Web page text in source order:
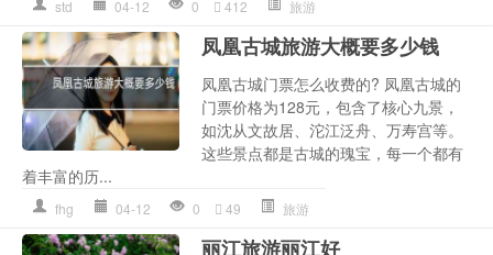
std 04-12 0 412 旅游
凤凰古城旅游大概要多少钱
凤凰古城门票怎么收费的? 凤凰古城的
门票价格为128元，包含了核心九景，
如沈从文故居、沱江泛舟、万寿宫等。
这些景点都是古城的瑰宝，每一个都有
着丰富的历...
fhg 04-12 0 49 旅游
丽江旅游丽江好